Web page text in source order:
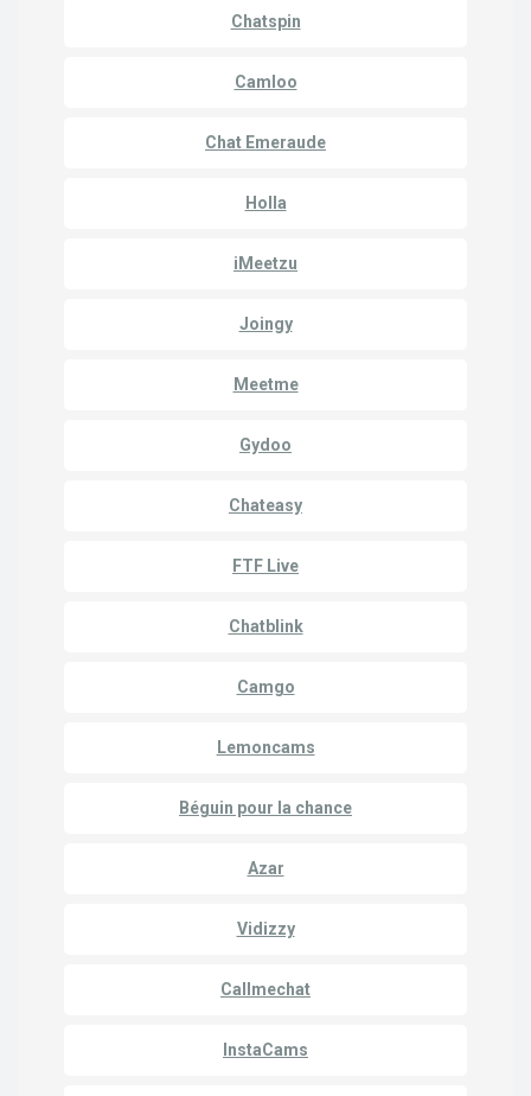
Chatspin
Camloo
Chat Emeraude
Holla
iMeetzu
Joingy
Meetme
Gydoo
Chateasy
FTF Live
Chatblink
Camgo
Lemoncams
Béguin pour la chance
Azar
Vidizzy
Callmechat
InstaCams